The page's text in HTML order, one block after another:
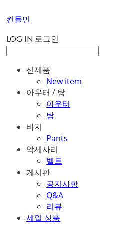
킨들민
LOG IN 로그인
신제품
New item
아우터 / 탑
아우터
탑
바지
Pants
악세사리
벨트
게시판
공지사항
Q&A
리뷰
세일 상품